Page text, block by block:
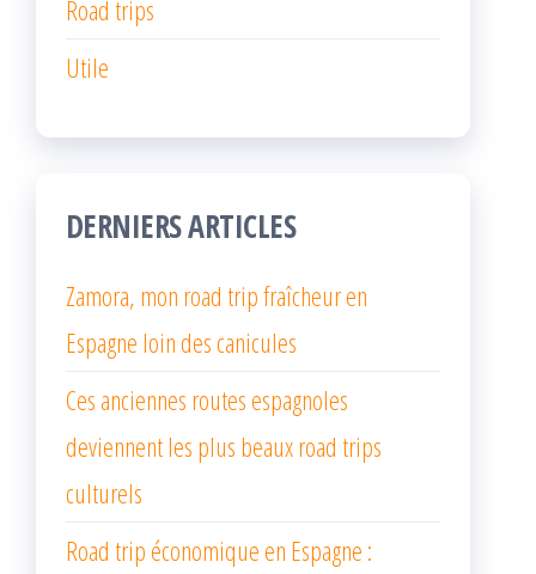
Road trips
Utile
DERNIERS ARTICLES
Zamora, mon road trip fraîcheur en
Espagne loin des canicules
Ces anciennes routes espagnoles
deviennent les plus beaux road trips
culturels
Road trip économique en Espagne :